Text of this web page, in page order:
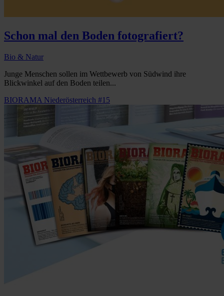
Schon mal den Boden fotografiert?
Bio & Natur
Junge Menschen sollen im Wettbewerb von Südwind ihre
Blickwinkel auf den Boden teilen...
BIORAMA Niederösterreich #15